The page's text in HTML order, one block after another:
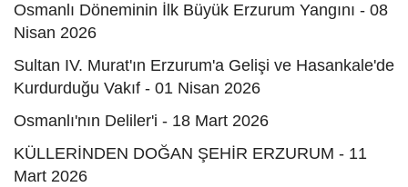
Osmanlı Döneminin İlk Büyük Erzurum Yangını - 08
Nisan 2026
Sultan IV. Murat'ın Erzurum'a Gelişi ve Hasankale'de
Kurdurduğu Vakıf - 01 Nisan 2026
Osmanlı'nın Deliler'i - 18 Mart 2026
KÜLLERİNDEN DOĞAN ŞEHİR ERZURUM - 11
Mart 2026